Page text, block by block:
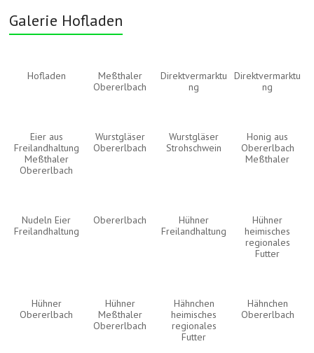
Galerie Hofladen
Hofladen
Meßthaler
Obererlbach
Direktvermarktu
ng
Direktvermarktu
ng
Eier aus
Freilandhaltung
Meßthaler
Obererlbach
Wurstgläser
Obererlbach
Wurstgläser
Strohschwein
Honig aus
Obererlbach
Meßthaler
Nudeln Eier
Freilandhaltung
Obererlbach
Hühner
Freilandhaltung
Hühner
heimisches
regionales
Futter
Hühner
Obererlbach
Hühner
Meßthaler
Obererlbach
Hähnchen
heimisches
regionales
Futter
Hähnchen
Obererlbach